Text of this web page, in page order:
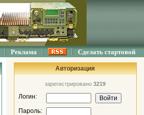
Реклама Сделать стартовой
Авторизация
зарегистрировано 3219
Логин:
Пароль: